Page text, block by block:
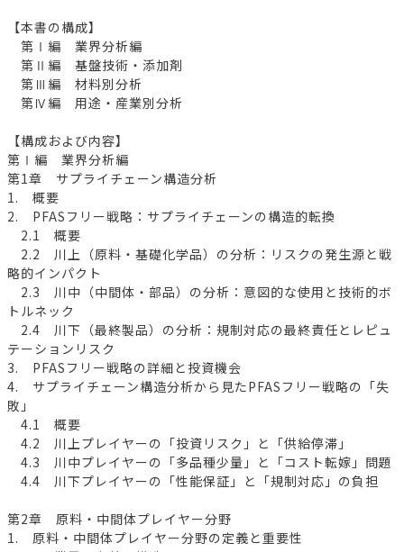
【本書の構成】
第Ⅰ編 業界分析編
第Ⅱ編 基盤技術・添加剤
第Ⅲ編 材料別分析
第Ⅳ編 用途・産業別分析
【構成および内容】
第Ⅰ編 業界分析編
第1章 サプライチェーン構造分析
1. 概要
2. PFASフリー戦略：サプライチェーンの構造的転換
2.1 概要
2.2 川上（原料・基礎化学品）の分析：リスクの発生源と戦
略的インパクト
2.3 川中（中間体・部品）の分析：意図的な使用と技術的ボ
トルネック
2.4 川下（最終製品）の分析：規制対応の最終責任とレピュ
テーションリスク
3. PFASフリー戦略の詳細と投資機会
4. サプライチェーン構造分析から見たPFASフリー戦略の「失
敗」
4.1 概要
4.2 川上プレイヤーの「投資リスク」と「供給停滞」
4.3 川中プレイヤーの「多品種少量」と「コスト転嫁」問題
4.4 川下プレイヤーの「性能保証」と「規制対応」の負担
第2章 原料・中間体プレイヤー分野
1. 原料・中間体プレイヤー分野の定義と重要性